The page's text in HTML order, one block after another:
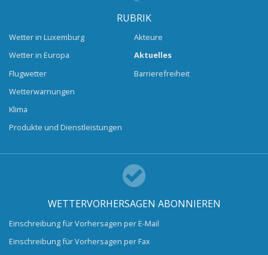
RUBRIK
Wetter in Luxemburg
Wetter in Europa
Flugwetter
Wetterwarnungen
Klima
Produkte und Dienstleistungen
Akteure
Aktuelles
Barrierefreiheit
WETTERVORHERSAGEN ABONNIEREN
Einschreibung für Vorhersagen per E-Mail
Einschreibung für Vorhersagen per Fax